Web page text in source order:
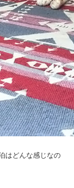
はどんな感じなの